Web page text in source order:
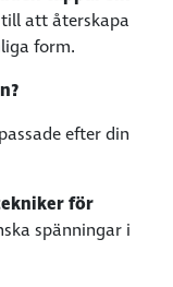
att återskapa
form.
efter din
för
spänningar i